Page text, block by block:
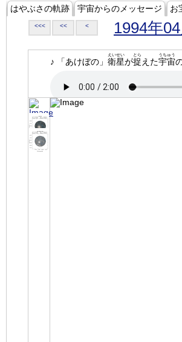
はやぶさの軌跡 宇宙からのメッセージ お
<<< << < 1994年04
♪ 「あけぼの」 衛星
えいせい
が捉
とら
えた宇宙
うちゅう